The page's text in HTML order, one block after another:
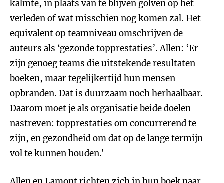
kalmte, in plaats van te blijven golven op het
verleden of wat misschien nog komen zal. Het
equivalent op teamniveau omschrijven de
auteurs als ‘gezonde topprestaties’. Allen: ‘Er
zijn genoeg teams die uitstekende resultaten
boeken, maar tegelijkertijd hun mensen
opbranden. Dat is duurzaam noch herhaalbaar.
Daarom moet je als organisatie beide doelen
nastreven: topprestaties om concurrerend te
zijn, en gezondheid om dat op de lange termijn
vol te kunnen houden.’